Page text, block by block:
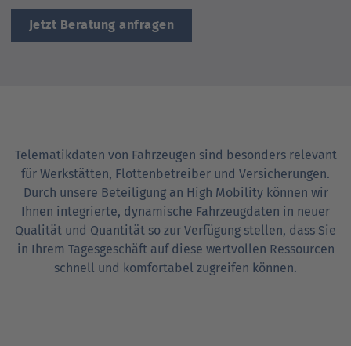
Ansprechpartner
Go
to
Nachrichten
navigation
Jetzt Beratung anfragen
Telematikdaten von Fahrzeugen sind besonders relevant
für Werkstätten, Flottenbetreiber und Versicherungen.
Durch unsere Beteiligung an High Mobility können wir
Ihnen integrierte, dynamische Fahrzeugdaten in neuer
Qualität und Quantität so zur Verfügung stellen, dass Sie
in Ihrem Tagesgeschäft auf diese wertvollen Ressourcen
schnell und komfortabel zugreifen können.